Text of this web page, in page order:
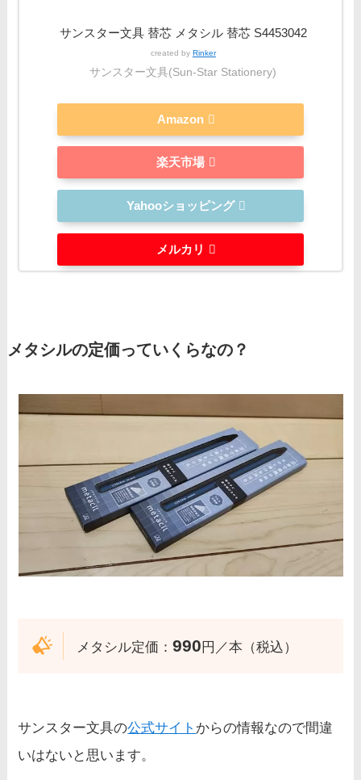
サンスター文具 替芯 メタシル 替芯 S4453042
created by Rinker
サンスター文具(Sun-Star Stationery)
Amazon
楽天市場
Yahooショッピング
メルカリ
メタシルの定価っていくらなの？
メタシル定価： 990 円／本（税込）
サンスター文具の公式サイト からの情報なので間違
いはないと思います。